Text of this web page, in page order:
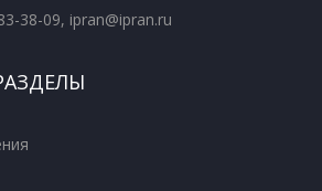
38-09, ipran@ipran.ru